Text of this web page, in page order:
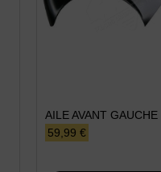
AILE AVANT GAUCHE
59,99 €